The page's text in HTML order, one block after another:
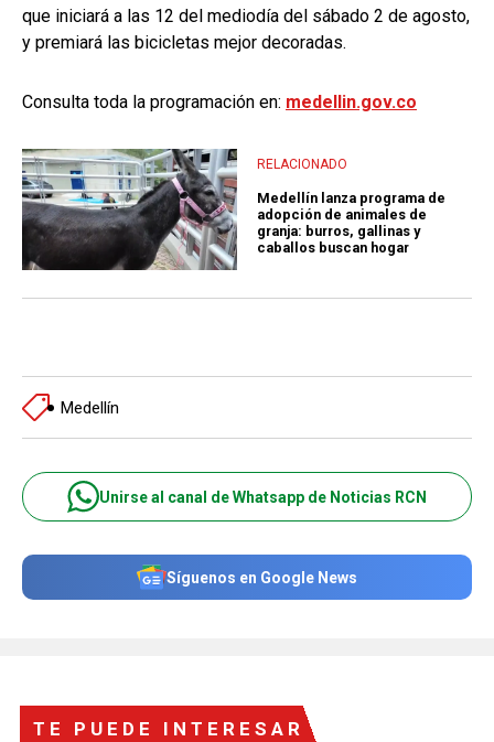
que iniciará a las 12 del mediodía del sábado 2 de agosto,
y premiará las bicicletas mejor decoradas.
Consulta toda la programación en: medellin.gov.co
RELACIONADO
Medellín lanza programa de
adopción de animales de
granja: burros, gallinas y
caballos buscan hogar
Medellín
Unirse al canal de Whatsapp de Noticias RCN
Síguenos en Google News
TE PUEDE INTERESAR